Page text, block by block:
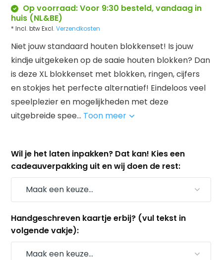
Op voorraad: Voor 9:30 besteld, vandaag in
huis (NL&BE)
* Incl. btw Excl.Verzendkosten
Niet jouw standaard houten blokkenset! Is jouw
kindje uitgekeken op de saaie houten blokken? Dan
is deze XL blokkenset met blokken, ringen, cijfers
en stokjes het perfecte alternatief! Eindeloos veel
speelplezier en mogelijkheden met deze
uitgebreide spee... Toon meer
Wil je het laten inpakken? Dat kan! Kies een
cadeauverpakking uit en wij doen de rest:
Handgeschreven kaartje erbij? (vul tekst in
volgende vakje):